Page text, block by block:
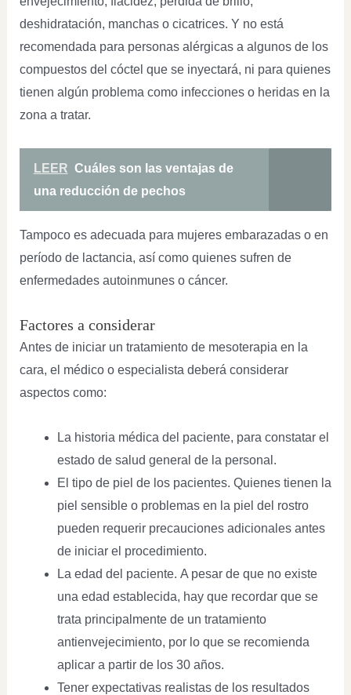
deshidratación, manchas o cicatrices. Y no está
recomendada para personas alérgicas a algunos de los
compuestos del cóctel que se inyectará, ni para quienes
tienen algún problema como infecciones o heridas en la
zona a tratar.
LEER Cuáles son las ventajas de
una reducción de pechos
Tampoco es adecuada para mujeres embarazadas o en
período de lactancia, así como quienes sufren de
enfermedades autoinmunes o cáncer.
Factores a considerar
Antes de iniciar un tratamiento de mesoterapia en la
cara, el médico o especialista deberá considerar
aspectos como:
La historia médica del paciente, para constatar el
estado de salud general de la personal.
El tipo de piel de los pacientes. Quienes tienen la
piel sensible o problemas en la piel del rostro
pueden requerir precauciones adicionales antes
de iniciar el procedimiento.
La edad del paciente. A pesar de que no existe
una edad establecida, hay que recordar que se
trata principalmente de un tratamiento
antienvejecimiento, por lo que se recomienda
aplicar a partir de los 30 años.
Tener expectativas realistas de los resultados